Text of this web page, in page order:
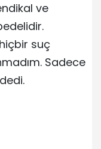
ve
suç
Sadece